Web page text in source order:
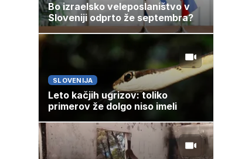
Bo izraelsko veleposlaništvo v
Sloveniji odprto že septembra?
SLOVENIJA
Leto kačjih ugrizov: toliko
primerov že dolgo niso imeli